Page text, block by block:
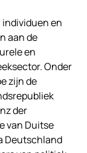
individuen en
aan de
en
Onder
zijn de
der
van Duitse
Deutschland